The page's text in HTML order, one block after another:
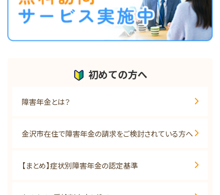
初めての方へ
障害年金とは？
金沢市在住で障害年金の請求をご検討されている方へ
【まとめ】症状別障害年金の認定基準